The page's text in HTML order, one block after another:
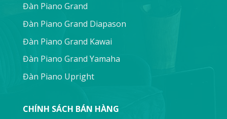
Đàn Piano Grand
Đàn Piano Grand Diapason
Đàn Piano Grand Kawai
Đàn Piano Grand Yamaha
Đàn Piano Upright
CHÍNH SÁCH BÁN HÀNG